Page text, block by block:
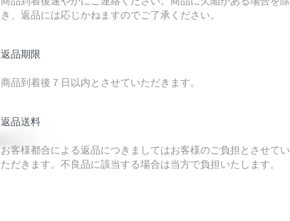
き、返品には応じかねますのでご了承ください。
返品期限
商品到着後７日以内とさせていただきます。
返品送料
お客様都合による返品につきましてはお客様のご負担とさせてい
ただきます。不良品に該当する場合は当方で負担いたします。